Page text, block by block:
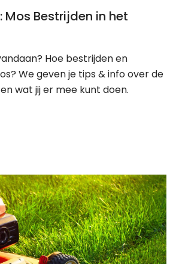
Mos Bestrijden in het
Hoe bestrijden en
We geven je tips & info over de
wat jij er mee kunt doen.